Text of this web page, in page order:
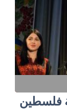
فلسطين